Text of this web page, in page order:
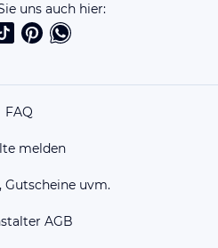
uns auch hier:
FAQ
melden
Gutscheine uvm.
AGB